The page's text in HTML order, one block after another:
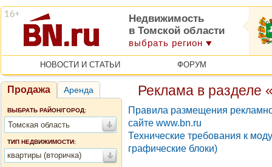
Недвижимость
в Томской области
выбрать регион
НОВОСТИ И СТАТЬИ ФОРУМ
Продажа Аренда
ВЫБРАТЬ РАЙОН/ГОРОД:
Томская область
ТИП НЕДВИЖИМОСТИ:
квартиры (вторичка)
Реклама в разделе
Правила размещения
сайте www.bn.ru
Технические требования к
графические блоки)